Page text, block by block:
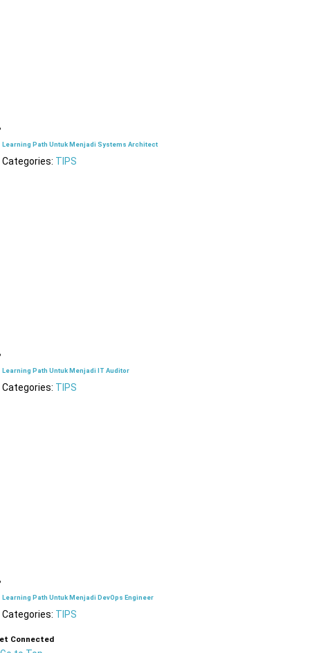
Learning Path Untuk Menjadi Systems Architect
Categories: TIPS
Learning Path Untuk Menjadi IT Auditor
Categories: TIPS
Learning Path Untuk Menjadi DevOps Engineer
Categories: TIPS
Connected